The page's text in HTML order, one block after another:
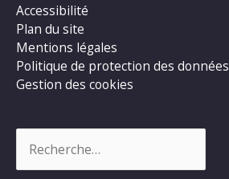
Accessibilité
Plan du site
Mentions légales
Politique de protection des données
Gestion des cookies